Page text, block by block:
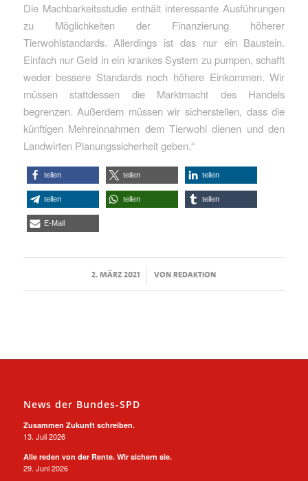
Die Machbarkeitsstudie enthält interessante Ausführungen
zu Möglichkeiten der Finanzierung höherer
Tierwohlstandards. Allerdings ist das nur ein Baustein.
Einfach nur Geld in ein krankes System zu pumpen, schafft
weder bessere Standards noch höhere Einkommen. Wir
müssen stattdessen die Marktmacht des Handels
begrenzen. Außerdem müssen wir sicherstellen, dass die
künftigen Mehreinnahmen dem Tierwohl dienen und den
Landwirten Planungssicherheit geben.“
teilen teilen teilen
teilen teilen teilen
E-Mail
2. MÄRZ 2021
/ VONREDAKTION
News der Bundes-SPD
Zusammen Zukunft schreiben.
13. Juli 2026
Alle reden von der Rente. Wir sichern sie.
29. Juni 2026